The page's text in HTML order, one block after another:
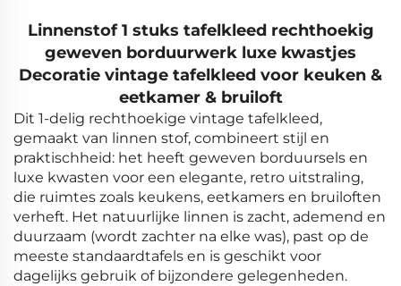
Linnenstof 1 stuks tafelkleed rechthoekig
geweven borduurwerk luxe kwastjes
Decoratie vintage tafelkleed voor keuken &
eetkamer & bruiloft
Dit 1-delig rechthoekige vintage tafelkleed,
gemaakt van linnen stof, combineert stijl en
praktischheid: het heeft geweven borduursels en
luxe kwasten voor een elegante, retro uitstraling,
die ruimtes zoals keukens, eetkamers en bruiloften
verheft. Het natuurlijke linnen is zacht, ademend en
duurzaam (wordt zachter na elke was), past op de
meeste standaardtafels en is geschikt voor
dagelijks gebruik of bijzondere gelegenheden.